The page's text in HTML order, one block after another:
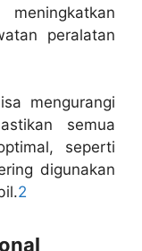
peralatan
mengurangi
semua
seperti
digunakan
2